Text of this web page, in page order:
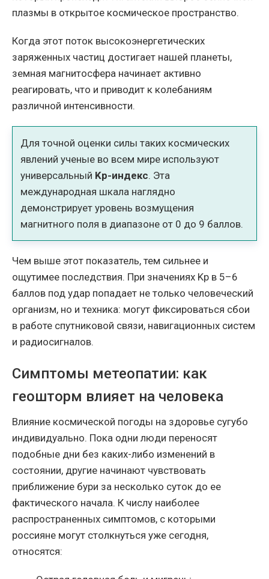
плазмы в открытое космическое пространство.
Когда этот поток высокоэнергетических
заряженных частиц достигает нашей планеты,
земная магнитосфера начинает активно
реагировать, что и приводит к колебаниям
различной интенсивности.
Для точной оценки силы таких космических
явлений ученые во всем мире используют
универсальный Kp-индекс. Эта
международная шкала наглядно
демонстрирует уровень возмущения
магнитного поля в диапазоне от 0 до 9 баллов.
Чем выше этот показатель, тем сильнее и
ощутимее последствия. При значениях Kp в 5–6
баллов под удар попадает не только человеческий
организм, но и техника: могут фиксироваться сбои
в работе спутниковой связи, навигационных систем
и радиосигналов.
Симптомы метеопатии: как
геошторм влияет на человека
Влияние космической погоды на здоровье сугубо
индивидуально. Пока одни люди переносят
подобные дни без каких-либо изменений в
состоянии, другие начинают чувствовать
приближение бури за несколько суток до ее
фактического начала. К числу наиболее
распространенных симптомов, с которыми
россияне могут столкнуться уже сегодня,
относятся: